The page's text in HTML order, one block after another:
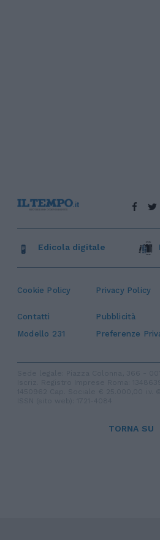
Cookie Policy Privacy Policy
Contatti Pubblicità
Modello 231
Preferenze
Edicola digitale
TORNA SU